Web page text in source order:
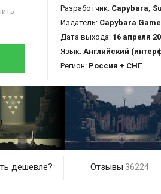
Разработчик: Capybara,
Издатель: Capybara
Дата выхода: 16 апреля
Язык: Английский
Регион: Россия + СНГ
дешевле? Отзывы 36224